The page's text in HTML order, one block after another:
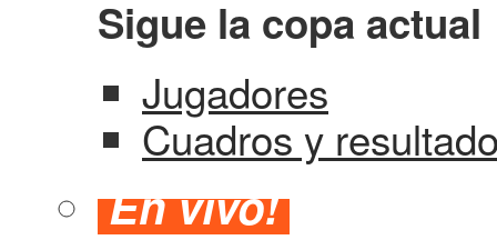
Sigue la copa actual
Jugadores
Cuadros y
En vivo!